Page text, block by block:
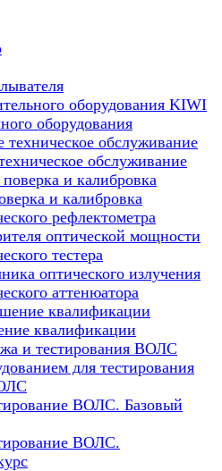
оборудования KIWI
оборудования
техническое обслуживание
обслуживание
и калибровка
рефлектометра
оптической мощности
тестера
оптического излучения
аттенюатора
квалификации
и тестирования ВОЛС
для тестирования
ВОЛС. Базовый
ВОЛС.